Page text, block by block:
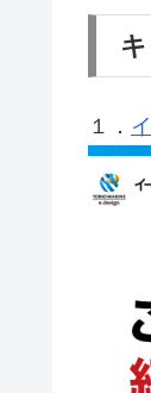
１．